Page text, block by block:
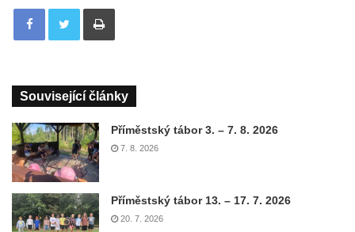
Tisknout
Související články
Příměstský tábor 3. – 7. 8. 2026
7. 8. 2026
Příměstský tábor 13. – 17. 7. 2026
20. 7. 2026